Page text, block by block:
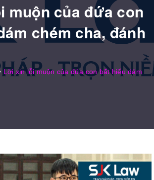
muộn của đứa con
chém cha, đánh
Lời xin lỗi muộn của đứa con bất hiếu dám